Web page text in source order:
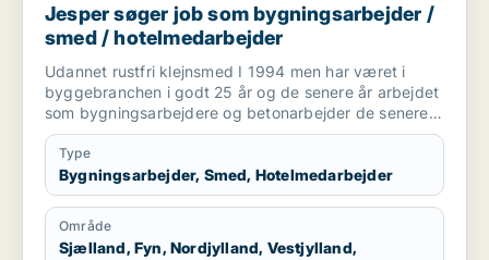
Jesper søger job som bygningsarbejder /
smed / hotelmedarbejder
Udannet rustfri klejnsmed I 1994 men har været i
byggebranchen i godt 25 år og de senere år arbejdet
som bygningsarbejdere og betonarbejder de senere
år som kranfører som jeg er pt.
Type
Bygningsarbejder, Smed, Hotelmedarbejder
Område
Sjælland, Fyn, Nordjylland, Vestjylland,